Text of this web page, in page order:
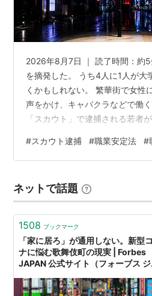
2026年8月7日 ｜ 読了時間：約
を摘発した。 うち4人に1人が大
くかもしれない。 繁華街で女性
声をかけ、キャバクラなどで働
「スカウト」で逮捕される若者
て、都内の繁華街で不特定多数
にスカウトした疑いで10代から
伎町では 4人に1人が大学生 だ
ば、49人が問われたのは 東京都
誘）…
#スカウト逮捕 #職業安定法 #
ネットで話題
1508 ブックマーク
「家に居ろ」が通用しない。新型
ナに悩む歌舞伎町の現実 | Forbes
JAPAN 公式サイト（フォーブス ジ